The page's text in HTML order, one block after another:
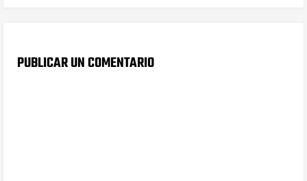
PUBLICAR UN COMENTARIO